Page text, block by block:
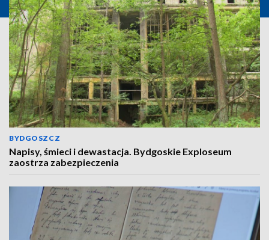
BYDGOSZCZ
Napisy, śmieci i dewastacja. Bydgoskie Exploseum
zaostrza zabezpieczenia